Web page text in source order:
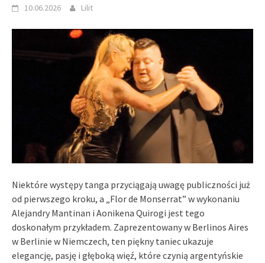
10.06.2026 Lilit
Niektóre występy tanga przyciągają uwagę publiczności już
od pierwszego kroku, a „Flor de Monserrat” w wykonaniu
Alejandry Mantinan i Aonikena Quirogi jest tego
doskonałym przykładem. Zaprezentowany w Berlinos Aires
w Berlinie w Niemczech, ten piękny taniec ukazuje
elegancję, pasję i głęboką więź, które czynią argentyńskie